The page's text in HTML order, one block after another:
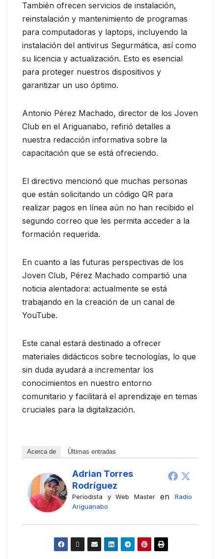
También ofrecen servicios de instalación,
reinstalación y mantenimiento de programas
para computadoras y laptops, incluyendo la
instalación del antivirus Segurmática, así como
su licencia y actualización. Esto es esencial
para proteger nuestros dispositivos y
garantizar un uso óptimo.
Antonio Pérez Machado, director de los Joven
Club en el Ariguanabo, refirió detalles a
nuestra redacción informativa sobre la
capacitación que se está ofreciendo.
El directivo mencionó que muchas personas
que están solicitando un código QR para
realizar pagos en línea aún no han recibido el
segundo correo que les permita acceder a la
formación requerida.
En cuanto a las futuras perspectivas de los
Joven Club, Pérez Machado compartió una
noticia alentadora: actualmente se está
trabajando en la creación de un canal de
YouTube.
Este canal estará destinado a ofrecer
materiales didácticos sobre tecnologías, lo que
sin duda ayudará a incrementar los
conocimientos en nuestro entorno
comunitario y facilitará el aprendizaje en temas
cruciales para la digitalización.
Acerca de Últimas entradas
Adrian Torres
Rodríguez
Periodista y Web MasterenRadio
Ariguanabo